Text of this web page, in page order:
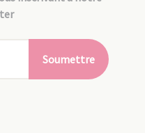
Soumettre